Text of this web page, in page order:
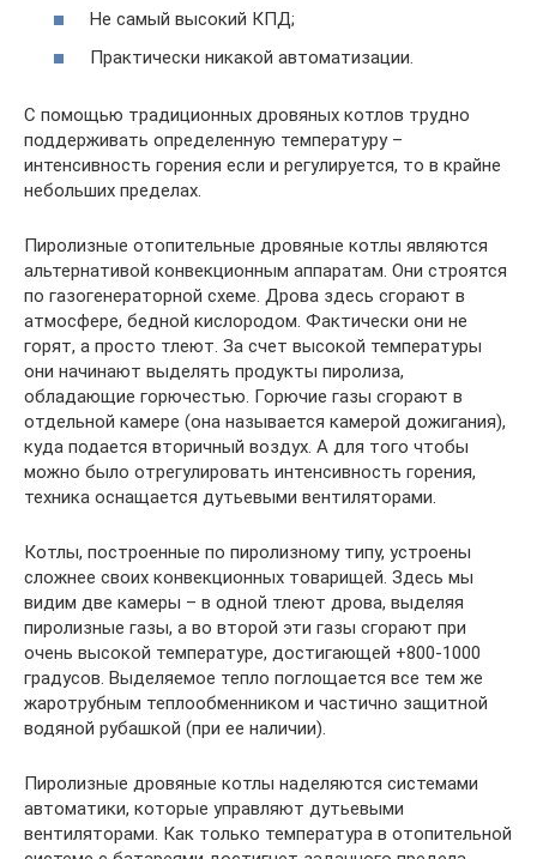
Не самый высокий КПД;
Практически никакой автоматизации.
С помощью традиционных дровяных котлов трудно
поддерживать определенную температуру –
интенсивность горения если и регулируется, то в крайне
небольших пределах.
Пиролизные отопительные дровяные котлы являются
альтернативой конвекционным аппаратам. Они строятся
по газогенераторной схеме. Дрова здесь сгорают в
атмосфере, бедной кислородом. Фактически они не
горят, а просто тлеют. За счет высокой температуры
они начинают выделять продукты пиролиза,
обладающие горючестью. Горючие газы сгорают в
отдельной камере (она называется камерой дожигания),
куда подается вторичный воздух. А для того чтобы
можно было отрегулировать интенсивность горения,
техника оснащается дутьевыми вентиляторами.
Котлы, построенные по пиролизному типу, устроены
сложнее своих конвекционных товарищей. Здесь мы
видим две камеры – в одной тлеют дрова, выделяя
пиролизные газы, а во второй эти газы сгорают при
очень высокой температуре, достигающей +800-1000
градусов. Выделяемое тепло поглощается все тем же
жаротрубным теплообменником и частично защитной
водяной рубашкой (при ее наличии).
Пиролизные дровяные котлы наделяются системами
автоматики, которые управляют дутьевыми
вентиляторами. Как только температура в отопительной